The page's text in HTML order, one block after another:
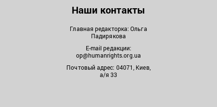
Наши контакты
Главная редакторка: Ольга
Падирякова
E-mail редакции:
op@humanrights.org.ua
Почтовый адрес: 04071, Киев,
а/я 33